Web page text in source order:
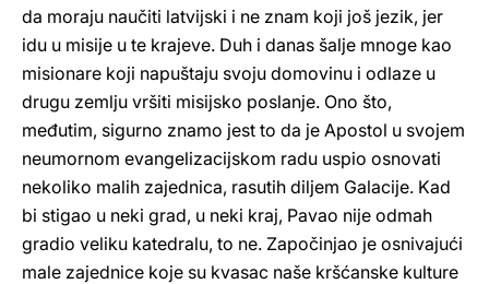
da moraju naučiti latvijski i ne znam koji još jezik, jer
idu u misije u te krajeve. Duh i danas šalje mnoge kao
misionare koji napuštaju svoju domovinu i odlaze u
drugu zemlju vršiti misijsko poslanje. Ono što,
međutim, sigurno znamo jest to da je Apostol u svojem
neumornom evangelizacijskom radu uspio osnovati
nekoliko malih zajednica, rasutih diljem Galacije. Kad
bi stigao u neki grad, u neki kraj, Pavao nije odmah
gradio veliku katedralu, to ne. Započinjao je osnivajući
male zajednice koje su kvasac naše kršćanske kulture